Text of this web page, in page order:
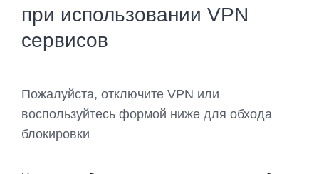
при использовании VPN
сервисов
Пожалуйста, отключите VPN или
воспользуйтесь формой ниже для обхода
блокировки